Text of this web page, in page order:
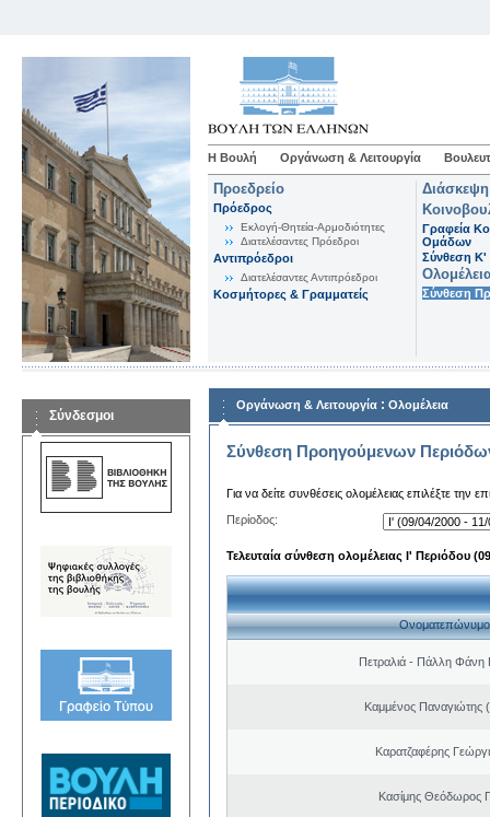
Η Βουλή Οργάνωση & Λειτουργία
Προεδρείο
Πρόεδρος
Εκλογή-Θητεία-Αρμοδιότητες
Διατελέσαντες Πρόεδροι
Αντιπρόεδροι
Διατελέσαντες Αντιπρόεδροι
Κοσμήτορες & Γραμματείς
Γραφεία
Ομάδων
Σύνθεση K'
Σύνθεση
Σύνδεσμοι
Οργάνωση & Λειτουργία : Ολομέλεια
Σύνθεση Προηγούμενων
Για να δείτε συνθέσεις ολομέλειας επιλέξτε την
Περίοδος:
Τελευταία σύνθεση ολομέλειας Ι' Περιόδου
Ονοματεπώνυμο
Πετραλιά - Πάλλη Φάνη
Καμμένος Παναγιώτης
Καρατζαφέρης
Κασίμης Θεόδωρος